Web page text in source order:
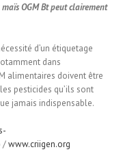
OGM Bt peut clairement
d’un étiquetage
dans
alimentaires doivent être
pesticides qu’ils sont
jamais indispensable.
/www.criigen.org